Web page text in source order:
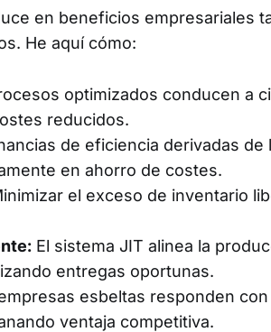
en beneficios empresariales
He aquí cómo:
optimizados conducen a
reducidos.
de eficiencia derivadas de
en ahorro de costes.
el exceso de inventario
El sistema JIT alinea la
entregas oportunas.
esbeltas responden
ventaja competitiva.